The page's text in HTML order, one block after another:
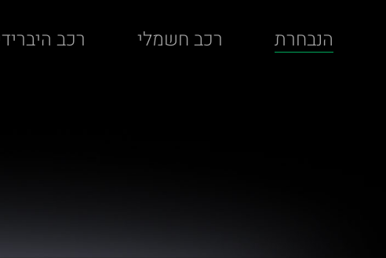
הנבחרת רכב חשמלי רכב